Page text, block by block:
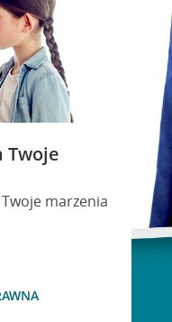
Twoje
marzenia